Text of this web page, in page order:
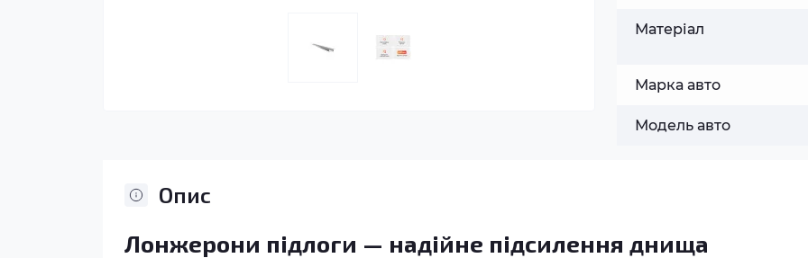
Матеріал
Марка авто
Модель авто
Опис
Лонжерони підлоги — надійне підсилення днища